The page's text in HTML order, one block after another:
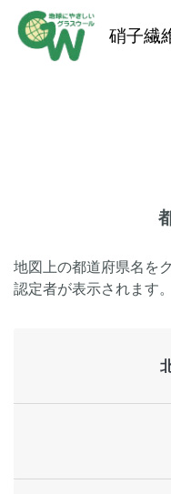
硝子繊
地図上の都道府県名を
認定者が表示されます。